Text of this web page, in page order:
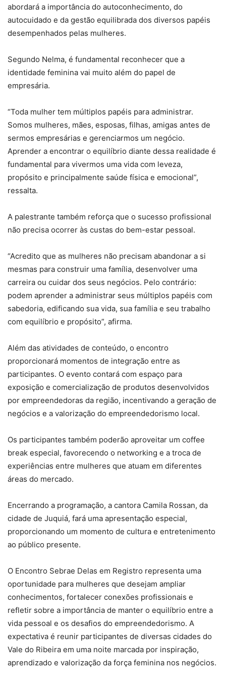
abordará a importância do autoconhecimento, do
autocuidado e da gestão equilibrada dos diversos papéis
desempenhados pelas mulheres.
Segundo Nelma, é fundamental reconhecer que a
identidade feminina vai muito além do papel de
empresária.
“Toda mulher tem múltiplos papéis para administrar.
Somos mulheres, mães, esposas, filhas, amigas antes de
sermos empresárias e gerenciarmos um negócio.
Aprender a encontrar o equilíbrio diante dessa realidade é
fundamental para vivermos uma vida com leveza,
propósito e principalmente saúde física e emocional”,
ressalta.
A palestrante também reforça que o sucesso profissional
não precisa ocorrer às custas do bem-estar pessoal.
“Acredito que as mulheres não precisam abandonar a si
mesmas para construir uma família, desenvolver uma
carreira ou cuidar dos seus negócios. Pelo contrário:
podem aprender a administrar seus múltiplos papéis com
sabedoria, edificando sua vida, sua família e seu trabalho
com equilíbrio e propósito”, afirma.
Além das atividades de conteúdo, o encontro
proporcionará momentos de integração entre as
participantes. O evento contará com espaço para
exposição e comercialização de produtos desenvolvidos
por empreendedoras da região, incentivando a geração de
negócios e a valorização do empreendedorismo local.
Os participantes também poderão aproveitar um coffee
break especial, favorecendo o networking e a troca de
experiências entre mulheres que atuam em diferentes
áreas do mercado.
Encerrando a programação, a cantora Camila Rossan, da
cidade de Juquiá, fará uma apresentação especial,
proporcionando um momento de cultura e entretenimento
ao público presente.
O Encontro Sebrae Delas em Registro representa uma
oportunidade para mulheres que desejam ampliar
conhecimentos, fortalecer conexões profissionais e
refletir sobre a importância de manter o equilíbrio entre a
vida pessoal e os desafios do empreendedorismo. A
expectativa é reunir participantes de diversas cidades do
Vale do Ribeira em uma noite marcada por inspiração,
aprendizado e valorização da força feminina nos negócios.